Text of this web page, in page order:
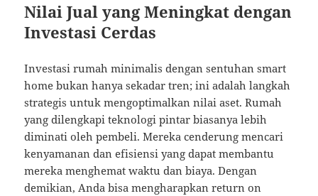
Nilai Jual yang Meningkat dengan
Investasi Cerdas
Investasi rumah minimalis dengan sentuhan smart
home bukan hanya sekadar tren; ini adalah langkah
strategis untuk mengoptimalkan nilai aset. Rumah
yang dilengkapi teknologi pintar biasanya lebih
diminati oleh pembeli. Mereka cenderung mencari
kenyamanan dan efisiensi yang dapat membantu
mereka menghemat waktu dan biaya. Dengan
demikian, Anda bisa mengharapkan return on